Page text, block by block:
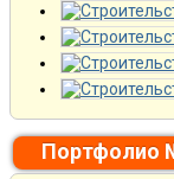
Портфолио